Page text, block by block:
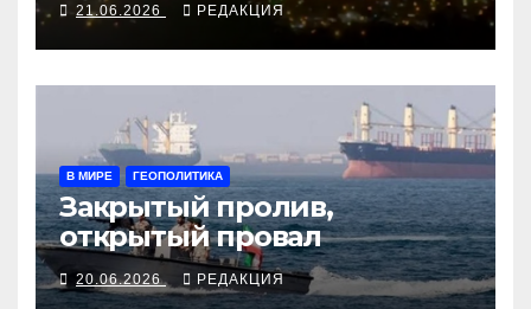
21.06.2026 РЕДАКЦИЯ
В МИРЕ ГЕОПОЛИТИКА
Закрытый пролив,
открытый провал
20.06.2026 РЕДАКЦИЯ